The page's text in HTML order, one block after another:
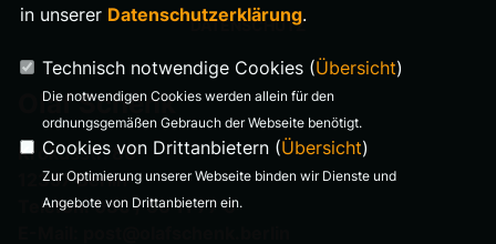
DATENSCHUTZ
Olaf Schenk
Krokusstr. 86
12357 Berlin
Telefon: 030 / 66 11 77 0
in unserer Datenschutzerklärung.
Technisch notwendige Cookies (Übersicht)
Die notwendigen Cookies werden allein für den
ordnungsgemäßen Gebrauch der Webseite benötigt.
Cookies von Drittanbietern (Übersicht)
Zur Optimierung unserer Webseite binden wir Dienste und
Angebote von Drittanbietern ein.